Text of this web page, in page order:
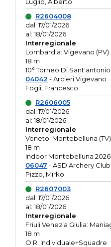
R2604008
dal: 17/01/2026
al: 18/01/2026
Interregionale
Lombardia: Vigevano (PV)
18 m
10° Torneo Di
04042 - Arcieri Vigevano
Fogli, Francesco
R2606005
dal: 17/01/2026
al: 18/01/2026
Interregionale
Veneto: Montebelluna (TV)
18 m
Indoor Montebelluna 2026
06047 - ASD Archery
Pizzo, Mirko
R2607003
dal: 17/01/2026
al: 18/01/2026
Interregionale
Friuli Venezia Giulia:
18 m
O.R. Individuale+Squadre